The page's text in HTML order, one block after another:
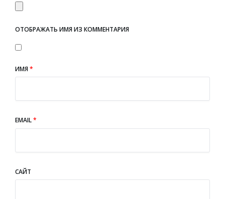
ОТОБРАЖАТЬ ИМЯ ИЗ КОММЕНТАРИЯ
ИМЯ*
EMAIL*
САЙТ